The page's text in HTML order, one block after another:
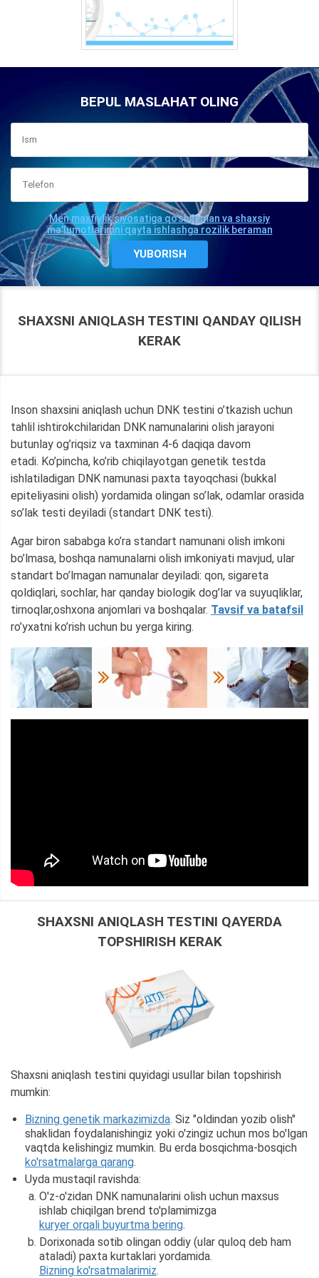
BEPUL MASLAHAT OLING
Men maxfiylik siyosatiga qo'shilaman va shaxsiy
ma'lumotlarimni qayta ishlashga rozilik beraman
SHAXSNI ANIQLASH TESTINI QANDAY QILISH
KERAK
Inson shaxsini aniqlash uchun DNK testini o’tkazish uchun
tahlil ishtirokchilaridan DNK namunalarini olish jarayoni
butunlay og’riqsiz va taxminan 4-6 daqiqa davom
etadi. Ko’pincha, ko’rib chiqilayotgan genetik testda
ishlatiladigan DNK namunasi paxta tayoqchasi (bukkal
epiteliyasini olish) yordamida olingan so’lak, odamlar orasida
so’lak testi deyiladi (standart DNK testi).
Agar biron sababga ko’ra standart namunani olish imkoni
bo’lmasa, boshqa namunalarni olish imkoniyati mavjud, ular
standart bo’lmagan namunalar deyiladi: qon, sigareta
qoldiqlari, sochlar, har qanday biologik dog’lar va suyuqliklar,
tirnoqlar,oshxona anjomlari va boshqalar. Tavsif va batafsil
ro’yxatni ko’rish uchun bu yerga kiring.
SHAXSNI ANIQLASH TESTINI QAYERDA
TOPSHIRISH KERAK
Shaxsni aniqlash testini quyidagi usullar bilan topshirish
mumkin:
Bizning genetik markazimizda. Siz "oldindan yozib olish"
shaklidan foydalanishingiz yoki o'zingiz uchun mos bo'lgan
vaqtda kelishingiz mumkin. Bu erda bosqichma-bosqich
ko'rsatmalarga qarang.
Uyda mustaqil ravishda:
O'z-o'zidan DNK namunalarini olish uchun maxsus
ishlab chiqilgan brend to'plamimizga
kuryer orqali buyurtma bering.
Dorixonada sotib olingan oddiy (ular quloq deb ham
ataladi) paxta kurtaklari yordamida.
Bizning ko'rsatmalarimiz.